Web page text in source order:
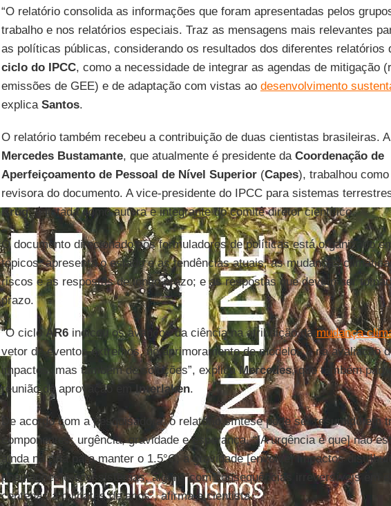
“O relatório consolida as informações que foram apresentadas pelos
trabalho e nos relatórios especiais. Traz as mensagens mais relevantes
as políticas públicas, considerando os resultados dos diferentes relatórios
ciclo do IPCC, como a necessidade de integrar as agendas de mitigação
emissões de GEE) e de adaptação com vistas ao desenvolvimento
explica Santos.
O relatório também recebeu a contribuição de duas cientistas brasileiras.
Mercedes Bustamante, que atualmente é presidente daCoordenação de
Aperfeiçoamento de Pessoal de Nível Superior(Capes), trabalhou
revisora do documento. A vice-presidente do IPCC para sistemas
Krug, é listada como autora e integrante do comitê diretor científico.
O documento direcionado aos formuladores de políticas está organizado
tópicos: apresenta o estado e as tendências atuais; as mudanças
riscos e as respostas de longo prazo; e as respostas que devem ser
prazo.
“O cicloAR6indicou os avanços da ciência na atribuição da mudança
vetor de eventos extremos, no aprimoramento de modelos e na avaliação
impactos, mas também de soluções”, explicaMercedes, que também
reunião de aprovação em
Interlaken.
De acordo com a pesquisadora, o relatório síntese pode ser resumido em
componentes: urgência, gravidade e esperança. “[A urgência é que] não
ainda na rota para manter o 1.5°C, a gravidade [envolve] impactos
populações e ecossistemas, alguns com consequências irreversíveis em
centenas a milhares de anos”, afirma a cientista.